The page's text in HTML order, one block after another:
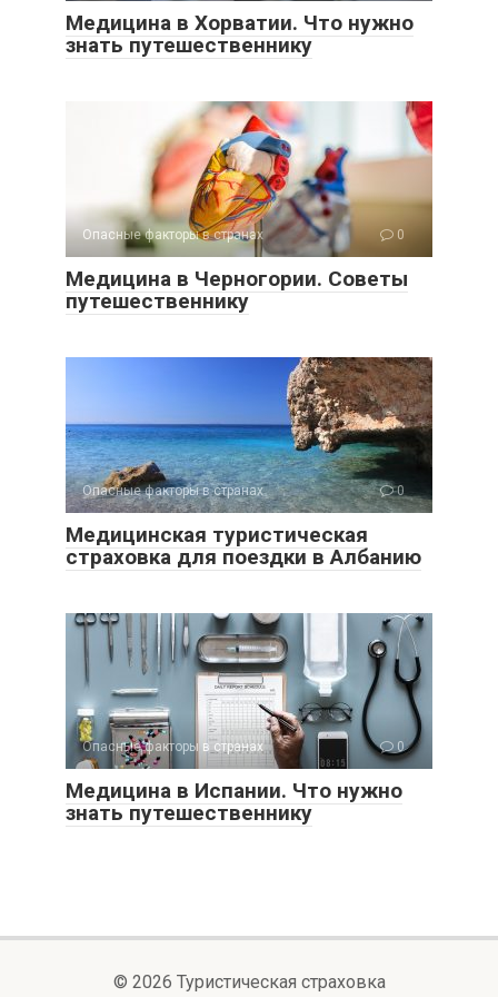
Медицина в Хорватии. Что нужно
знать путешественнику
Опасные факторы в странах 0
Медицина в Черногории. Советы
путешественнику
Опасные факторы в странах 0
Медицинская туристическая
страховка для поездки в Албанию
Опасные факторы в странах 0
Медицина в Испании. Что нужно
знать путешественнику
© 2026 Туристическая страховка